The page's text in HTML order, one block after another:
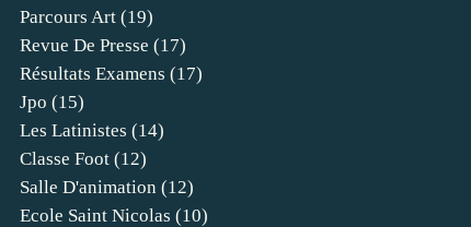
Parcours Art (19)
Revue De Presse (17)
Résultats Examens (17)
Jpo (15)
Les Latinistes (14)
Classe Foot (12)
Salle D'animation (12)
Ecole Saint Nicolas (10)